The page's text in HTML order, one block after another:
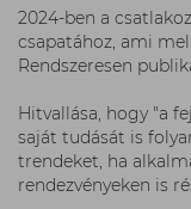
2024-ben a
csapatához, ami
Rendszeresen
Hitvallása, hogy "a
saját tudását is
trendeket, ha
rendezvényeken is